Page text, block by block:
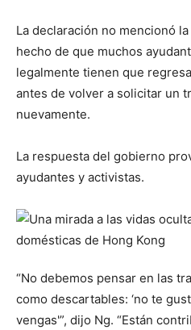
La declaración no mencionó
hecho de que muchos
legalmente tienen que
antes de volver a solicitar un
nuevamente.
La respuesta del gobierno
ayudantes y activistas.
“No debemos pensar en las
como descartables: ‘no te
vengas'”, dijo Ng. “Están